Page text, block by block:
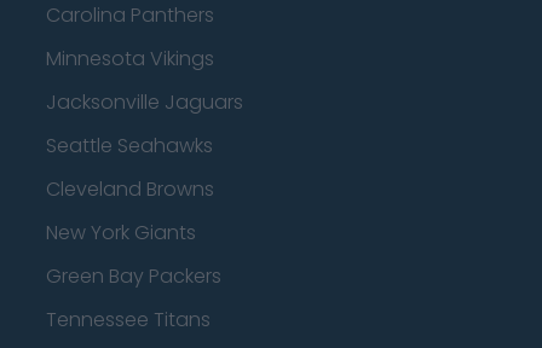
Carolina Panthers
Minnesota Vikings
Jacksonville Jaguars
Seattle Seahawks
Cleveland Browns
New York Giants
Green Bay Packers
Tennessee Titans